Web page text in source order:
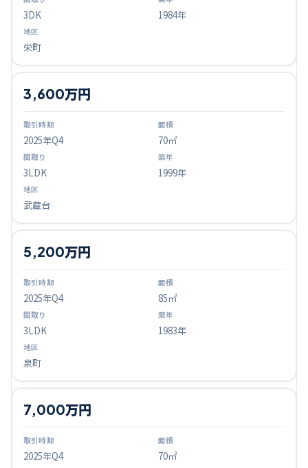
3DK 1984年
栄町
2025年Q4
3,600万円
70㎡
3LDK 1999年
武蔵台
2025年Q4
5,200万円
85㎡
3LDK 1983年
泉町
2025年Q4
7,000万円
70㎡